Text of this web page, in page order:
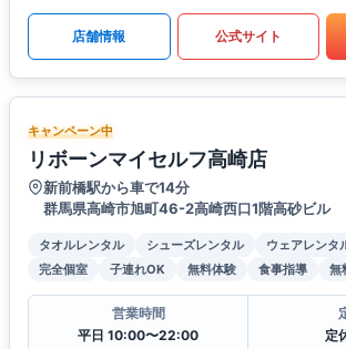
店舗情報 公式サイト
キャンペーン中
リボーンマイセルフ高崎店
新前橋駅から車で14分
群馬県高崎市旭町46-2高崎西口1階高砂ビル
タオルレンタル シューズレンタル ウェアレンタ
完全個室
子連れOK 無料体験 食事指導 無
営業時間
平日 10:00〜22:00
定